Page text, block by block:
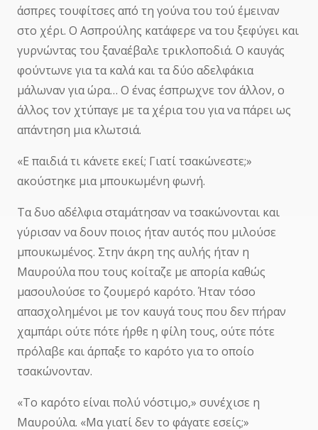
άσπρες τουφίτσες από τη γούνα του τού έμειναν
στο χέρι. Ο Ασπρούλης κατάφερε να του ξεφύγει και
γυρνώντας του ξαναέβαλε τρικλοποδιά. Ο καυγάς
φούντωνε για τα καλά και τα δύο αδελφάκια
μάλωναν για ώρα… Ο ένας έσπρωχνε τον άλλον, ο
άλλος τον χτύπαγε με τα χέρια του για να πάρει ως
απάντηση μια κλωτσιά.
«Ε παιδιά τι κάνετε εκεί; Γιατί τσακώνεστε;»
ακούστηκε μια μπουκωμένη φωνή.
Τα δυο αδέλφια σταμάτησαν να τσακώνονται και
γύρισαν να δουν ποιος ήταν αυτός που μιλούσε
μπουκωμένος. Στην άκρη της αυλής ήταν η
Μαυρούλα που τους κοίταζε με απορία καθώς
μασουλούσε το ζουμερό καρότο. Ήταν τόσο
απασχολημένοι με τον καυγά τους που δεν πήραν
χαμπάρι ούτε πότε ήρθε η φίλη τους, ούτε πότε
πρόλαβε και άρπαξε το καρότο για το οποίο
τσακώνονταν.
«Το καρότο είναι πολύ νόστιμο,» συνέχισε η
Μαυρούλα. «Μα γιατί δεν το φάγατε εσείς;»